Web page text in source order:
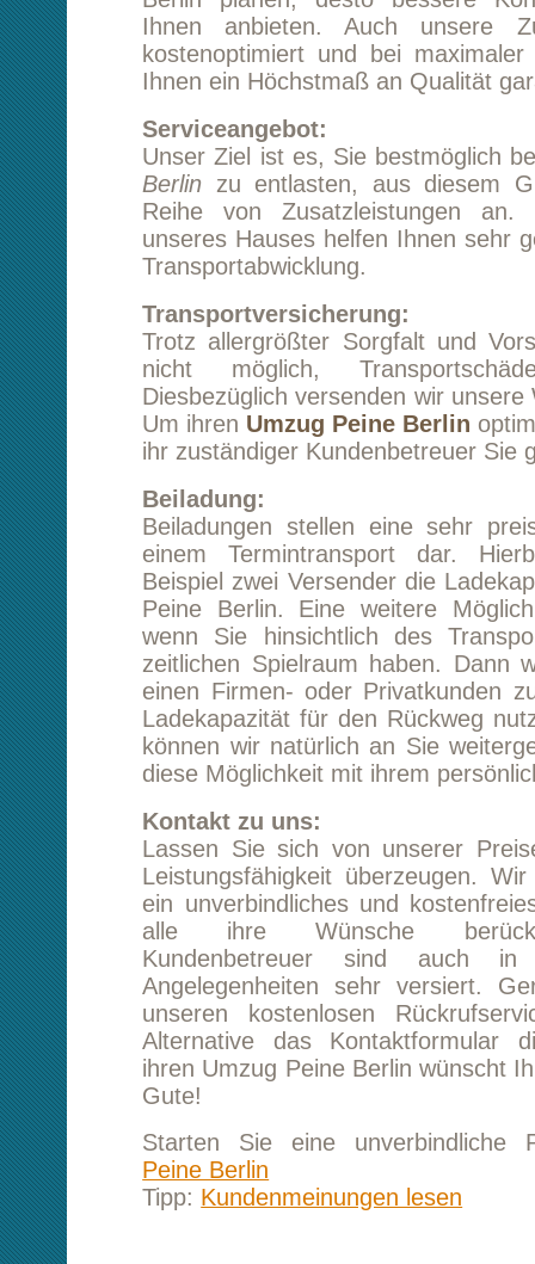
Transportversicherung:
Trotz allergrößter Sorgfalt und Vorsicht ist
nicht möglich, Transportschäden
Diesbezüglich versenden wir unsere Waren
Um ihren Umzug Peine Berlin
ihr zuständiger Kundenbetreuer Sie gern
Beiladung:
Beiladungen stellen eine sehr preiswerte
einem Termintransport dar. Hierbei
Beispiel zwei Versender die Ladekapazität für
Peine Berlin. Eine weitere Möglichkeit
zeitlichen Spielraum haben. Dann werden
einen Firmen- oder Privatkunden zu
Ladekapazität für den Rückweg nutzt.
können wir natürlich an Sie weitergeben.
diese Möglichkeit mit ihrem persönlichen
Kontakt zu uns:
Lassen Sie sich von unserer Preisen bzw.
Leistungsfähigkeit überzeugen. Wir
ein unverbindliches und kostenfreies
alle ihre Wünsche
Kundenbetreuer sind auch in den
Angelegenheiten sehr versiert. Gern
unseren kostenlosen Rückrufservice
Alternative das Kontaktformular dieser
ihren Umzug Peine Berlin wünscht Ihnen
Gute!
Starten Sie eine unverbindliche
Peine Berlin
Tipp: Kundenmeinungen lesen
Umzug von Peine nach Berlin